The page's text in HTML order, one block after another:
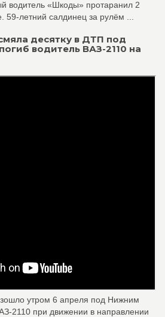
водитель «Шкоды» протаранил 2
салдинец за рулём ...
десятку в ДТП под
водитель ВАЗ-2110 на
утром 6 апреля под Нижним
2110 при движении в направлении